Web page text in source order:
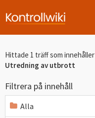
Hittade 1 träff som
Utredning av utbrott
Filtrera på innehåll
Alla